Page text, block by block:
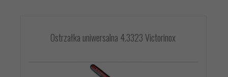
Ostrzałka uniwersalna 4.3323 Victorinox